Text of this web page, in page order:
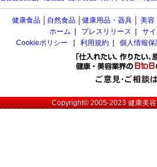
健康食品 自然食品 健康用品・器具 美容
ホーム
プレスリリース
サ
Cookieポリシー
利用規約 個人情報
Copyright© 2005-2023健康美